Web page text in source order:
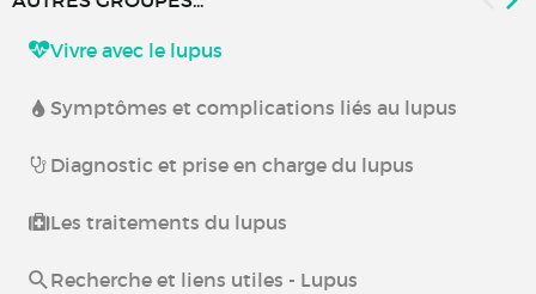
Vivre avec le lupus
Symptômes et complications liés au lupus
Diagnostic et prise en charge du lupus
Les traitements du lupus
Recherche et liens utiles - Lupus